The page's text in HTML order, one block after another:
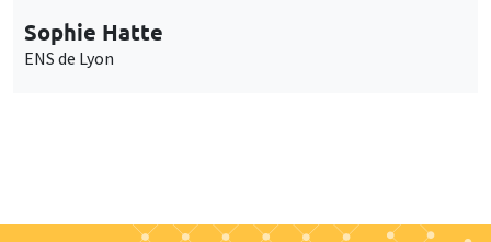
Sophie Hatte
ENS de Lyon